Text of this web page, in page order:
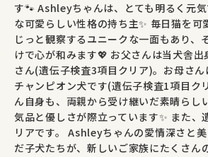
す🐾 Ashleyちゃんは、とても明るく元
な可愛らしい性格の持ち主✨ 毎日猫を可
じっと観察するユニークな一面もあり、
けで心が和みます💖 お父さんは当犬舎出
さん(遺伝子検査3項目クリア)。お母さ
チャンピオン犬です(遺伝子検査1項目ク
ん自身も、両親から受け継いだ素晴らし
気品と優しさが際立っています✨ また、
リアです。 Ashleyちゃんの愛情深さと
だ子犬たちが、新しいご家族にたくさん